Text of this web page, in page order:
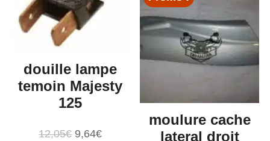
douille lampe
temoin Majesty
125
12,05€ Le
9,64€Le
moulure cache
lateral droit